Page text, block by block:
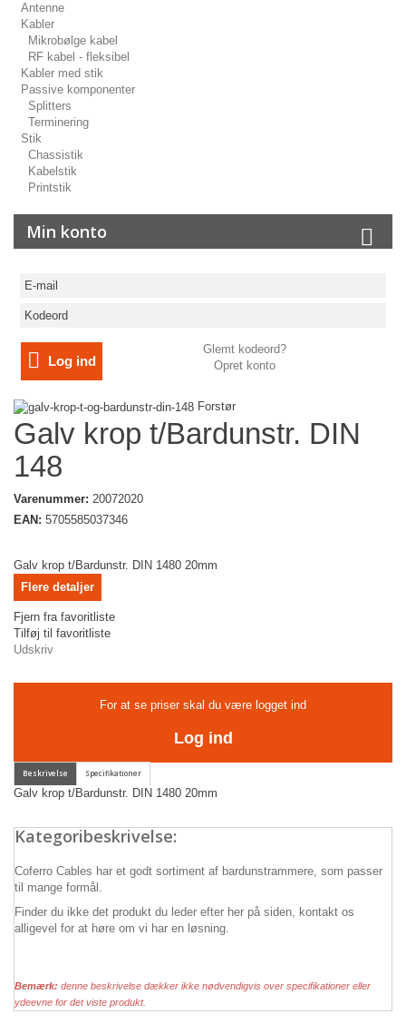
Antenne
Kabler
Mikrobølge kabel
RF kabel - fleksibel
Kabler med stik
Passive komponenter
Splitters
Terminering
Stik
Chassistik
Kabelstik
Printstik
Min konto
Log ind
Glemt kodeord?
Opret konto
Forstør
Galv krop t/Bardunstr. DIN
148
Varenummer: 20072020
EAN: 5705585037346
Galv krop t/Bardunstr. DIN 1480 20mm
Flere detaljer
Fjern fra favoritliste
Tilføj til favoritliste
Udskriv
For at se priser skal du være logget ind
Log ind
Galv krop t/Bardunstr. DIN 1480 20mm
Kategoribeskrivelse:
Coferro Cables har et godt sortiment af bardunstrammere, som passer
til mange formål.
Finder du ikke det produkt du leder efter her på siden, kontakt os
alligevel for at høre om vi har en løsning.
Bemærk: denne beskrivelse dækker ikke nødvendigvis over specifikationer eller
ydeevne for det viste produkt.